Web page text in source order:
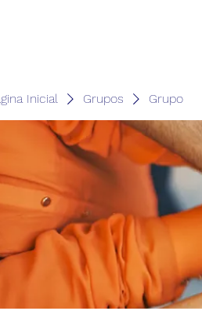
Inicial Grupos Grupo